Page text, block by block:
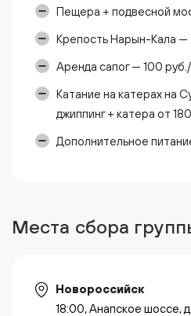
Пещера + подвесной
Крепость Нарын-Кала —
⁠Аренда сапог — 100 руб./
Катание на катерах на
джиппинг + катера от
⁠⁠Дополнительное
Места сбора
Новороссийск
18:00, Анапское шоссе,